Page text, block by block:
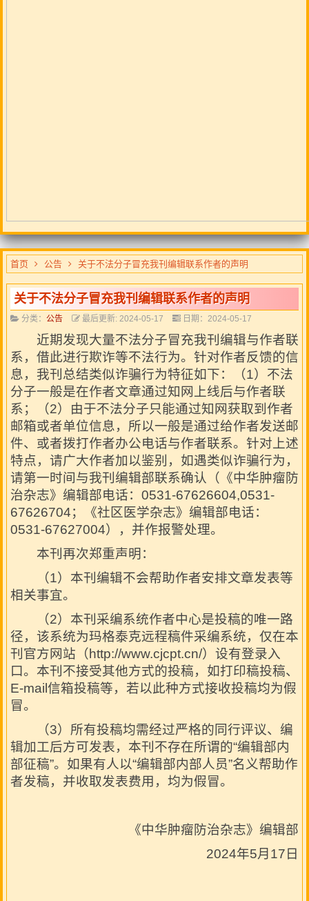
首页 公告 关于不法分子冒充我刊编辑联系作者的声明
关于不法分子冒充我刊编辑联系作者的声明
分类： 公告 最后更新: 2024-05-17 日期：2024-05-17
近期发现大量不法分子冒充我刊编辑与作者联
系，借此进行欺诈等不法行为。针对作者反馈的信
息，我刊总结类似诈骗行为特征如下：（1）不法
分子一般是在作者文章通过知网上线后与作者联
系；（2）由于不法分子只能通过知网获取到作者
邮箱或者单位信息，所以一般是通过给作者发送邮
件、或者拨打作者办公电话与作者联系。针对上述
特点，请广大作者加以鉴别，如遇类似诈骗行为，
请第一时间与我刊编辑部联系确认（《中华肿瘤防
治杂志》编辑部电话：0531-67626604,0531-
67626704；《社区医学杂志》编辑部电话：
0531-67627004），并作报警处理。
本刊再次郑重声明：
（1）本刊编辑不会帮助作者安排文章发表等
相关事宜。
（2）本刊采编系统作者中心是投稿的唯一路
径，该系统为玛格泰克远程稿件采编系统，仅在本
刊官方网站（http://www.cjcpt.cn/）设有登录入
口。本刊不接受其他方式的投稿，如打印稿投稿、
E-mail信箱投稿等，若以此种方式接收投稿均为假
冒。
（3）所有投稿均需经过严格的同行评议、编
辑加工后方可发表，本刊不存在所谓的“编辑部内
部征稿”。如果有人以“编辑部内部人员”名义帮助作
者发稿，并收取发表费用，均为假冒。
《中华肿瘤防治杂志》编辑部
2024年5月17日